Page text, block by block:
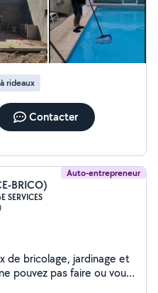
rideaux
Contacter
Auto-entrepreneur
BRICO)
SERVICES
de bricolage, jardinage et
pouvez pas faire ou vous